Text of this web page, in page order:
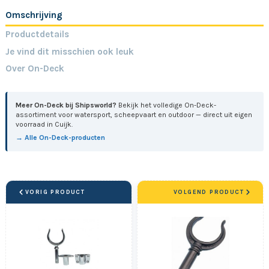
Omschrijving
Productdetails
Je vind dit misschien ook leuk
Over On-Deck
Meer On-Deck bij Shipsworld? Bekijk het volledige On-Deck-
assortiment voor watersport, scheepvaart en outdoor — direct uit eigen
voorraad in Cuijk.
→ Alle On-Deck-producten
VORIG PRODUCT VOLGEND PRODUCT